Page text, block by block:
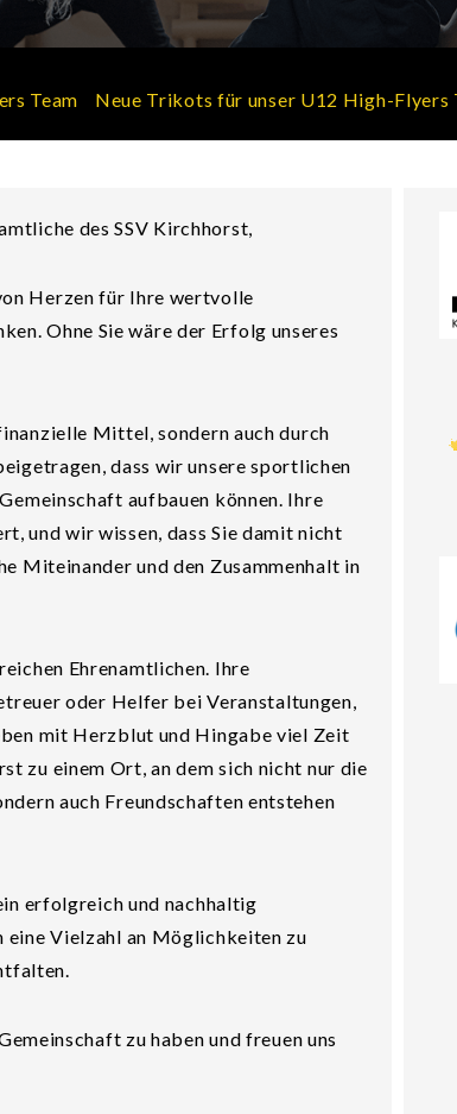
Neue Trikots für unser U12 High-Flyers Team
des SSV Kirchhorst,
Herzen für Ihre wertvolle
Ohne Sie wäre der Erfolg unseres
Mittel, sondern auch durch
dass wir unsere sportlichen
aufbauen können. Ihre
und wir wissen, dass Sie damit nicht
Miteinander und den Zusammenhalt in
Ehrenamtlichen. Ihre
oder Helfer bei Veranstaltungen,
mit Herzblut und Hingabe viel Zeit
zu einem Ort, an dem sich nicht nur die
auch Freundschaften entstehen
erfolgreich und nachhaltig
Vielzahl an Möglichkeiten zu
zu haben und freuen uns